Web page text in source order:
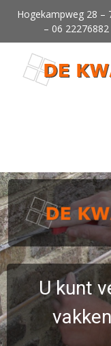
Hogekampweg 28 –
– 06 22276882
U kunt